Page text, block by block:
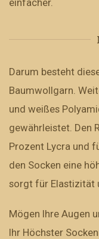
einfacher.
Darum besteht
Baumwollgarn.
und weißes
gewährleistet. Den
Prozent Lycra und
den Socken eine
sorgt für Elastizität
Mögen Ihre Augen
Ihr Höchster